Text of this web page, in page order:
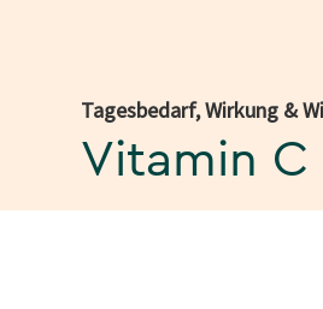
Tagesbedarf, Wirkung &
Vitamin C